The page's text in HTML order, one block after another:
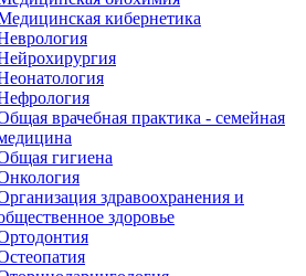
кибернетика
врачебная практика - семейная
гигиена
здравоохранения и
здоровье